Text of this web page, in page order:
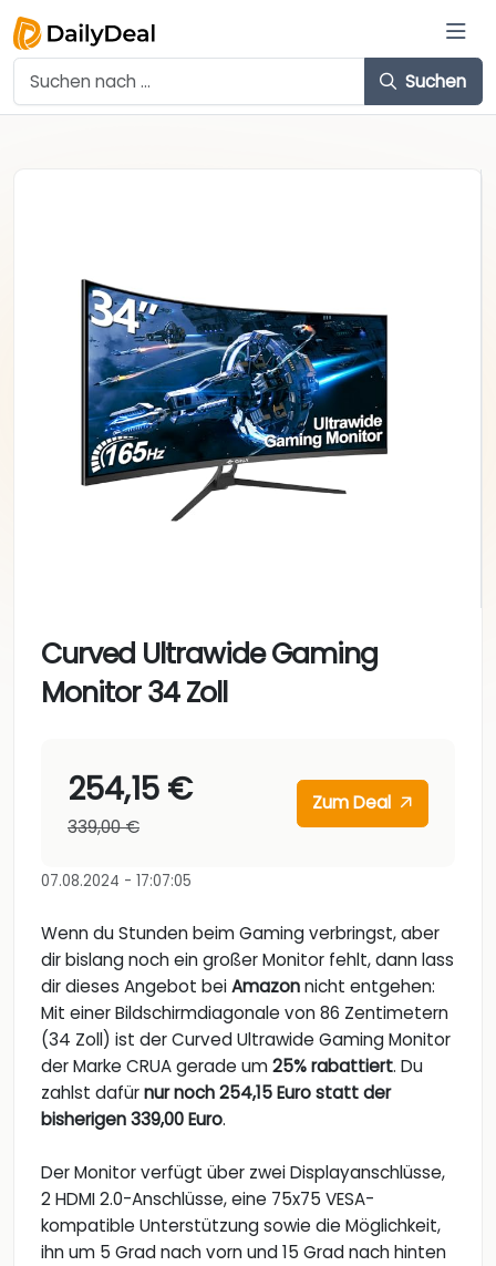
Suchen
Curved Ultrawide Gaming
Monitor 34 Zoll
254,15 €
339,00 €
Zum Deal
07.08.2024 - 17:07:05
Wenn du Stunden beim Gaming verbringst, aber
dir bislang noch ein großer Monitor fehlt, dann lass
dir dieses Angebot beiAmazonnicht entgehen:
Mit einer Bildschirmdiagonale von 86 Zentimetern
(34 Zoll) ist der Curved Ultrawide Gaming Monitor
der Marke CRUA gerade um25% rabattiert. Du
zahlst dafürnur noch 254,15 Euro statt der
bisherigen 339,00 Euro.
Der Monitor verfügt über zwei Displayanschlüsse,
2 HDMI 2.0-Anschlüsse, eine 75x75 VESA-
kompatible Unterstützung sowie die Möglichkeit,
ihn um 5 Grad nach vorn und 15 Grad nach hinten